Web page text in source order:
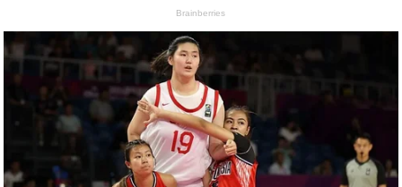
Brainberries